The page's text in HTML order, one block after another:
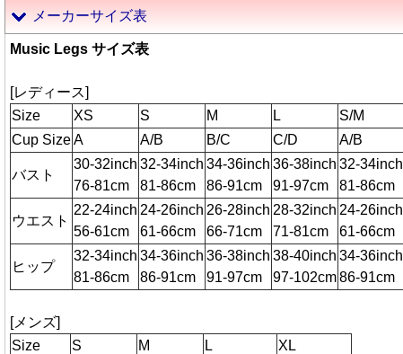
メーカーサイズ表
Music Legs サイズ表
[レディース]
Size
XS S M L S/M
Cup SizeA A/B B/C C/D A/B
バスト
30-32inch
76-81cm
32-34inch
81-86cm
34-36inch
86-91cm
36-38inch
91-97cm
32-34inch
81-86cm
ウエスト
22-24inch
56-61cm
24-26inch
61-66cm
26-28inch
66-71cm
28-32inch
71-81cm
24-26inch
61-66cm
ヒップ
32-34inch
81-86cm
34-36inch
86-91cm
36-38inch
91-97cm
38-40inch
97-102cm
34-36inch
86-91cm
[メンズ]
Size
S M L XL